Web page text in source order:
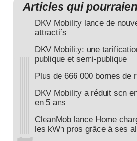
Articles qui
DKV Mobility lance de
attractifs
DKV Mobility: une
publique et semi-publique
Plus de 666 000 bornes de
DKV Mobility a réduit son
en 5 ans
CleanMob lance Home
les kWh pros grâce à ses